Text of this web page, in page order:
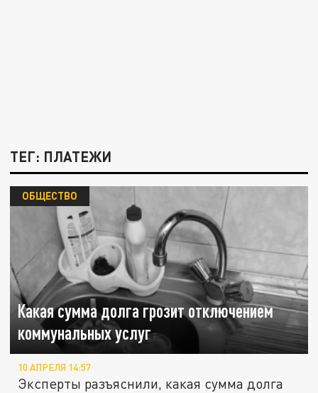
ТЕГ: ПЛАТЕЖИ
Какая сумма долга грозит отключением
коммунальных услуг
ОБЩЕСТВО
10 АПРЕЛЯ 14:57
Эксперты разъяснили, какая сумма долга